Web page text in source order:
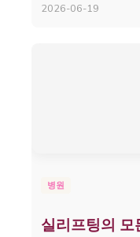
2026-06-19
병원
실리프팅의 모